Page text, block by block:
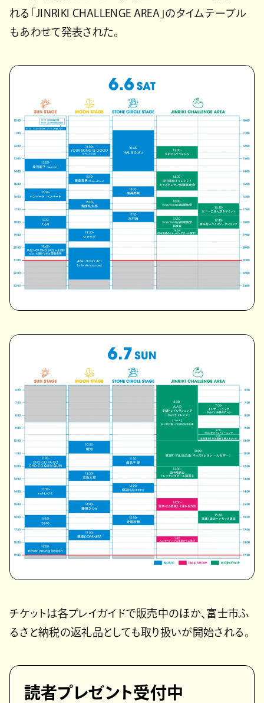
れる「JINRIKI CHALLENGE AREA」のタイムテーブル
もあわせて発表された。
チケットは各プレイガイドで販売中のほか、富士市ふ
るさと納税の返礼品としても取り扱いが開始される。
読者プレゼント受付中